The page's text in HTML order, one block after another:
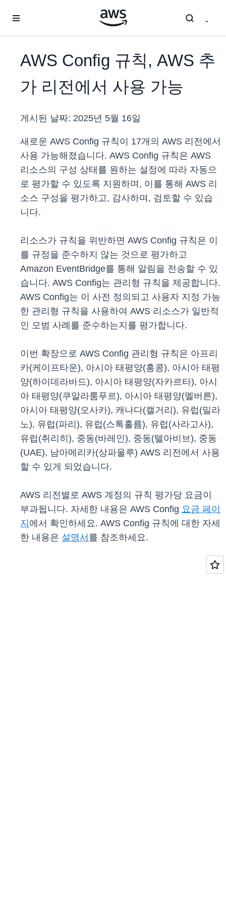
AWS Conﬁg 규칙, AWS 추
가 리전에서 사용 가능
게시된 날짜: 2025년 5월 16일
새로운 AWS Config 규칙이 17개의 AWS 리전에서
사용 가능해졌습니다. AWS Config 규칙은 AWS
리소스의 구성 상태를 원하는 설정에 따라 자동으
로 평가할 수 있도록 지원하며, 이를 통해 AWS 리
소스 구성을 평가하고, 감사하며, 검토할 수 있습
니다.
리소스가 규칙을 위반하면 AWS Config 규칙은 이
를 규정을 준수하지 않는 것으로 평가하고
Amazon EventBridge를 통해 알림을 전송할 수 있
습니다. AWS Config는 관리형 규칙을 제공합니다.
AWS Config는 이 사전 정의되고 사용자 지정 가능
한 관리형 규칙을 사용하여 AWS 리소스가 일반적
인 모범 사례를 준수하는지를 평가합니다.
이번 확장으로 AWS Config 관리형 규칙은 아프리
카(케이프타운), 아시아 태평양(홍콩), 아시아 태평
양(하이데라바드), 아시아 태평양(자카르타), 아시
아 태평양(쿠알라룸푸르), 아시아 태평양(멜버른),
아시아 태평양(오사카), 캐나다(캘거리), 유럽(밀라
노), 유럽(파리), 유럽(스톡홀름), 유럽(사라고사),
유럽(취리히), 중동(바레인), 중동(텔아비브), 중동
(UAE), 남아메리카(상파울루) AWS 리전에서 사용
할 수 있게 되었습니다.
AWS 리전별로 AWS 계정의 규칙 평가당 요금이
부과됩니다. 자세한 내용은 AWS Config 요금 페이
지 에서 확인하세요. AWS Config 규칙에 대한 자세
한 내용은 설명서 를 참조하세요.